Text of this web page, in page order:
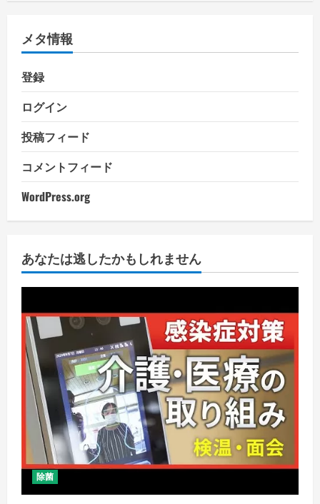
メタ情報
登録
ログイン
投稿フィード
コメントフィード
WordPress.org
あなたは逃したかもしれません
除菌